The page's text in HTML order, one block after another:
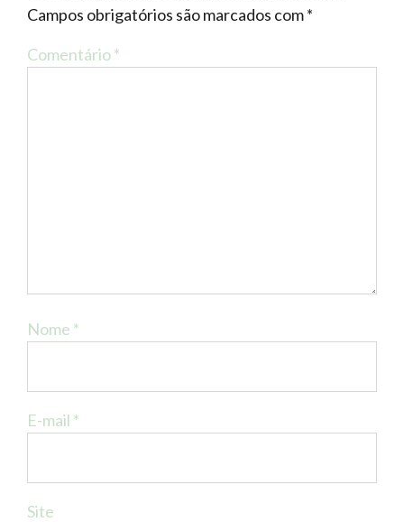
Campos obrigatórios são marcados com*
Comentário*
Nome *
E-mail *
Site